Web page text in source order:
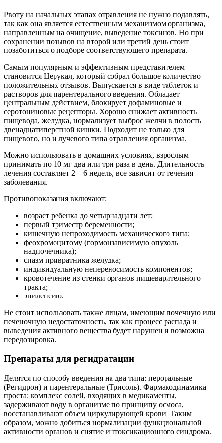
Рвоту на начальных этапах отравления не нужно подавлять,
так как она является естественным механизмом организма,
направленным на очищение, выведение токсинов. Но при
сохранении позывов на второй или третий день стоит
позаботиться о подборе соответствующего препарата.
Самым популярным и эффективным представителем
становится Церукал, который собрал большое количество
положительных отзывов. Выпускается в виде таблеток и
растворов для парентерального введения. Обладает
центральным действием, блокирует дофаминовые и
серотониновые рецепторы. Хорошо снижает активность
пищевода, желудка, нормализует выброс желчи в полость
двенадцатиперстной кишки. Подходит не только для
пищевого, но и лучевого типа отравления организма.
Можно использовать в домашних условиях, взрослым
принимать по 10 мг два или три раза в день. Длительность
лечения составляет 2—6 недель, все зависит от течения
заболевания.
Противопоказания включают:
возраст ребенка до четырнадцати лет;
первый триместр беременности;
кишечную непроходимость механического типа;
феохромоцитому (гормонзависимую опухоль
надпочечника);
спазм привратника желудка;
индивидуальную непереносимость компонентов;
кровотечение из стенки органов пищеварительного
тракта;
эпилепсию.
Не стоит использовать также лицам, имеющим почечную или
печеночную недостаточность, так как процесс распада и
выведения активного вещества будет нарушен и возможна
передозировка.
Препараты для регидратации
Делятся по способу введения на два типа: пероральные
(Регидрон) и парентеральные (Трисоль). Фармакодинамика
проста: комплекс солей, входящих в медикаменты,
задерживают воду в организме по принципу осмоса,
восстанавливают объем циркулирующей крови. Таким
образом, можно добиться нормализации функциональной
активности органов и снятие интоксикационного синдрома.